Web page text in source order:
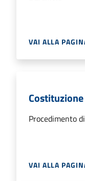
VAI ALLA
Procedimento
VAI ALLA